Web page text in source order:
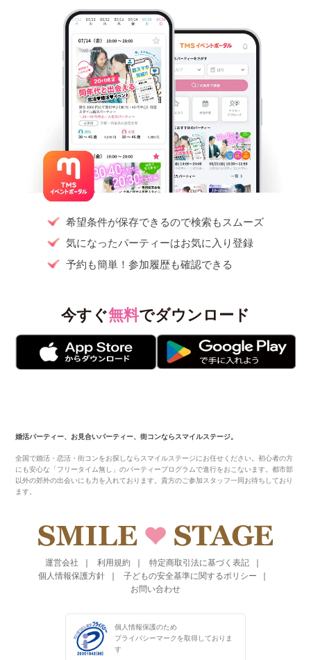
希望条件が保存できるので検索もスムーズ
気になったパーティーはお気に入り登録
予約も簡単！参加履歴も確認できる
今すぐ無料でダウンロード
婚活パーティー、お見合いパーティー、街コンならスマイルステージ。
全国で婚活・恋活・街コンをお探しならスマイルステージにお任せください。初心者の方
にも安心な「フリータイム無し」のパーティープログラムで進行をおこないます。都市部
以外の郊外の出会いにも力を入れております。貴方のご参加スタッフ一同お待ちしており
ます。
運営会社 利用規約
特定商取引法に基づく表記
個人情報保護方針
子どもの安全基準に関するポリシー
お問い合わせ
個人情報保護のため
プライバシーマークを取得しておりま
す